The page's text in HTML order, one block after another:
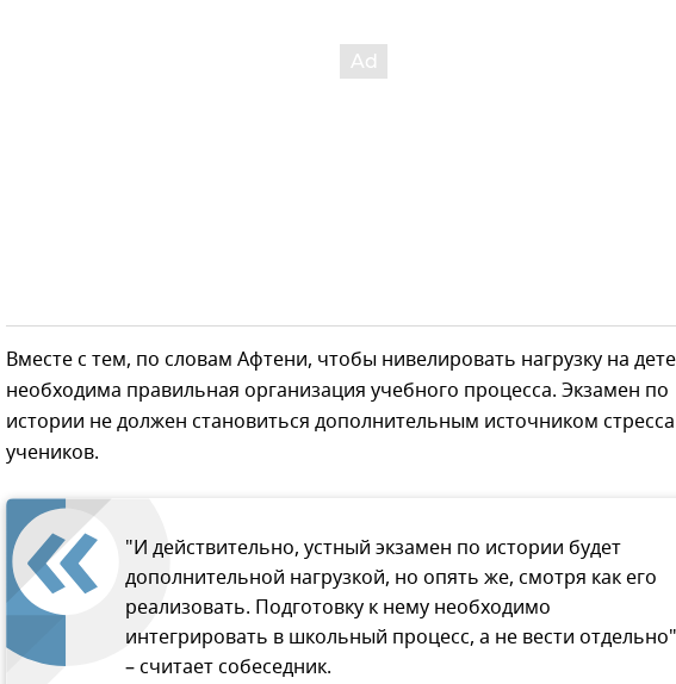
Вместе с тем, по словам Афтени, чтобы нивелировать нагрузку на
необходима правильная организация учебного процесса. Экзамен по
истории не должен становиться дополнительным источником
учеников.
"И действительно, устный экзамен по истории будет
дополнительной нагрузкой, но опять же, смотря как его
реализовать. Подготовку к нему необходимо
интегрировать в школьный процесс, а не вести
– считает собеседник.